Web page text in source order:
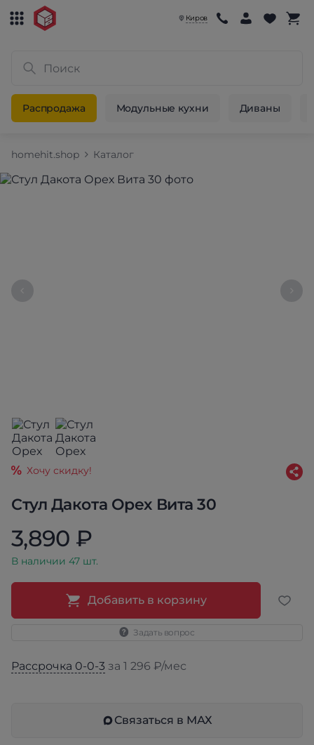
Киров
Распродажа Модульные кухни Диваны
homehit.shop Каталог
Стул Дакота Орех Вита 30
Хочу скидку!
3,890 ₽
В наличии 47 шт.
Добавить в корзину
Задать вопрос
Рассрочка 0-0-3 за 1 296 ₽/мес
Связаться в МАХ